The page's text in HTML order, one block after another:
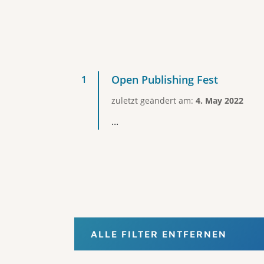
Open Publishing Fest
zuletzt geändert am: 4. May 2022
...
ALLE FILTER ENTFERNEN